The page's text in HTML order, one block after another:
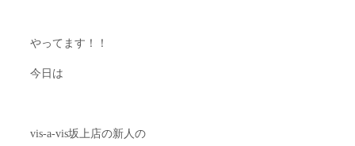
やってます！！
今日は
vis-a-vis坂上店の新人の